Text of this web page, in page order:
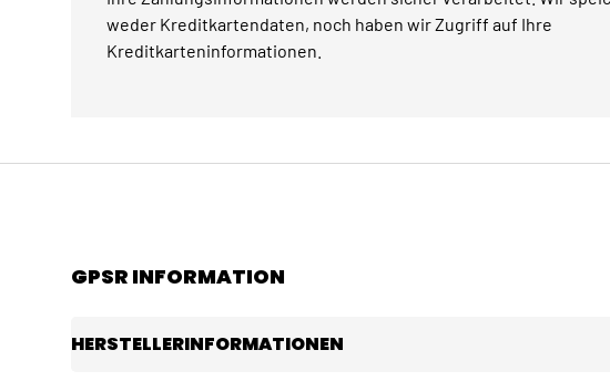
weder Kreditkartendaten, noch haben wir Zugriff auf Ihre
Kreditkarteninformationen.
GPSR INFORMATION
HERSTELLERINFORMATIONEN